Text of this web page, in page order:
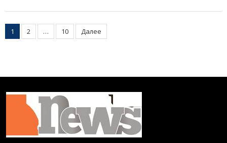
Пагинация
1 2 … 10 Далее